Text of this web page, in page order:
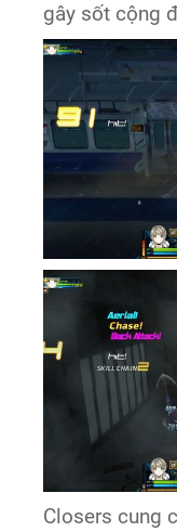
gây sốt cộng
Closers cung